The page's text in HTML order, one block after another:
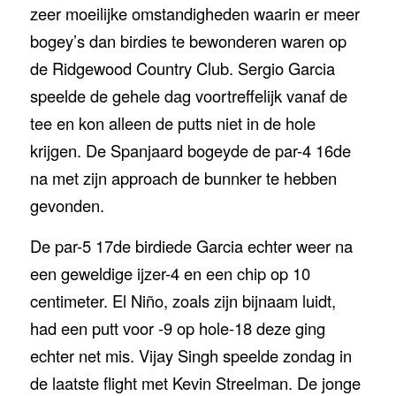
zeer moeilijke omstandigheden waarin er meer
bogey’s dan birdies te bewonderen waren op
de Ridgewood Country Club. Sergio Garcia
speelde de gehele dag voortreffelijk vanaf de
tee en kon alleen de putts niet in de hole
krijgen. De Spanjaard bogeyde de par-4 16de
na met zijn approach de bunnker te hebben
gevonden.
De par-5 17de birdiede Garcia echter weer na
een geweldige ijzer-4 en een chip op 10
centimeter. El Niño, zoals zijn bijnaam luidt,
had een putt voor -9 op hole-18 deze ging
echter net mis. Vijay Singh speelde zondag in
de laatste flight met Kevin Streelman. De jonge